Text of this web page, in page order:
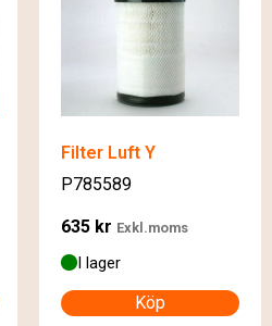
Filter Luft Y
P785589
635 kr Exkl.moms
I lager
Köp